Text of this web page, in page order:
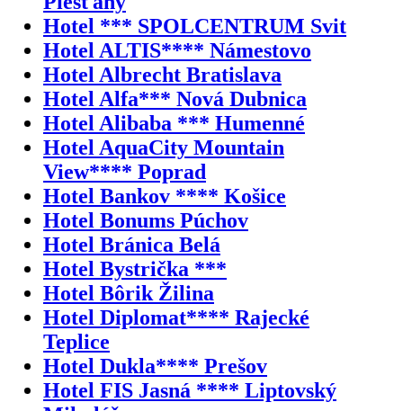
Hotel *** SPOLCENTRUM Svit
Hotel ALTIS**** Námestovo
Hotel Albrecht Bratislava
Hotel Alfa*** Nová Dubnica
Hotel Alibaba *** Humenné
Hotel AquaCity Mountain
View**** Poprad
Hotel Bankov **** Košice
Hotel Bonums Púchov
Hotel Bránica Belá
Hotel Bystrička ***
Hotel Bôrik Žilina
Hotel Diplomat**** Rajecké
Teplice
Hotel Dukla**** Prešov
Hotel FIS Jasná **** Liptovský